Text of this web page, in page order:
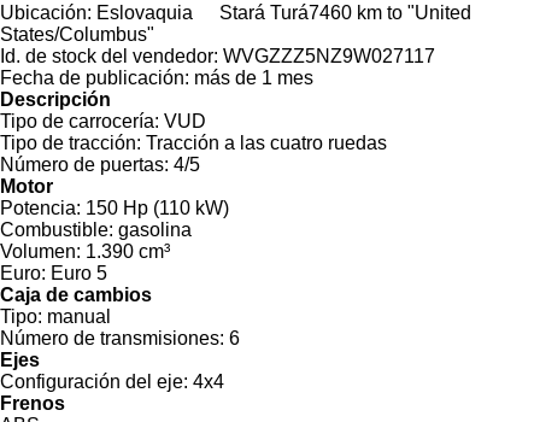
Ubicación: Eslovaquia Stará Turá7460 km to "United
States/Columbus"
Id. de stock del vendedor: WVGZZZ5NZ9W027117
Fecha de publicación: más de 1 mes
Descripción
Tipo de carrocería: VUD
Tipo de tracción: Tracción a las cuatro ruedas
Número de puertas: 4/5
Motor
Potencia: 150 Hp (110 kW)
Combustible: gasolina
Volumen: 1.390 cm³
Euro: Euro 5
Caja de cambios
Tipo: manual
Número de transmisiones: 6
Ejes
Configuración del eje: 4x4
Frenos